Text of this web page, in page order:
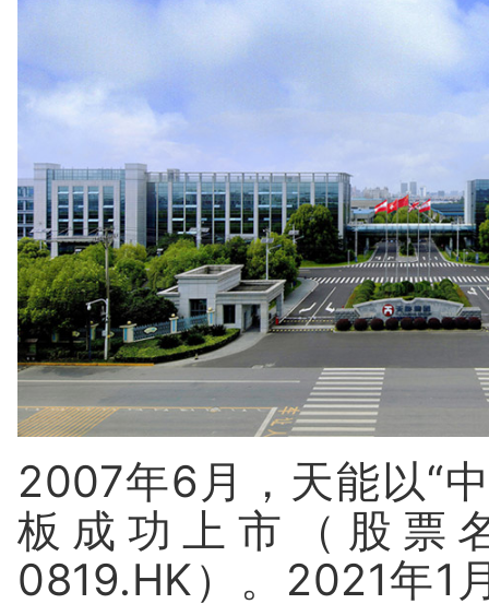
2007年6月，天能以“
板成功上市（股票
0819.HK）。2021年1